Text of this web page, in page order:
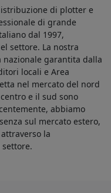
di plotter e
di grande
dal 1997,
settore. La nostra
garantita dalla
locali e Area
nel mercato del nord
e il sud sono
abbiamo
sul mercato estero,
la